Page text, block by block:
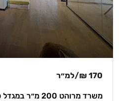
170 ₪ /למ״ר
משרד מרוהט 200 מ״ר במגדל פריש ת״א